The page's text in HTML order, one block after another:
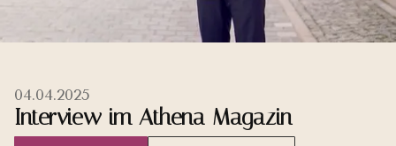
04.04.2025
Interview im Athena Magazin